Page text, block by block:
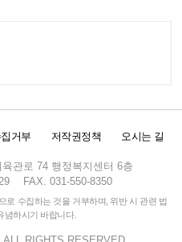
거부 저작권정책 오시는 길
관로 74 행정복지센터 6층
FAX. 031-550-8350
로 수집하는 것을 거부하며, 위반 시 관련 법
념하시기 바랍니다.